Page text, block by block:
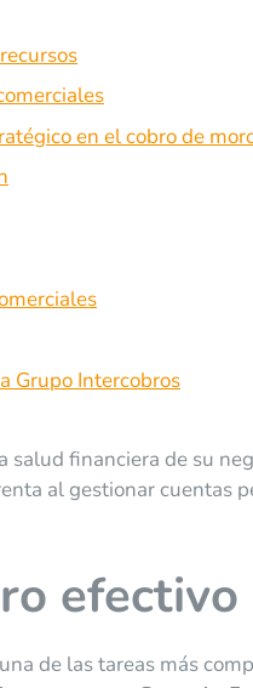
en el cobro de
Grupo Intercobros
salud financiera de su
al gestionar cuentas
efectivo
de las tareas más